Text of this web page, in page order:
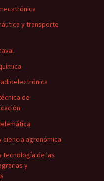
y transporte
de
ciencia agronómica
tecnología de las
y